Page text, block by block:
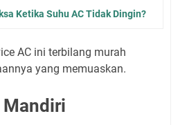
Ketika Suhu AC Tidak Dingin?
AC ini terbilang murah
yang memuaskan.
Mandiri